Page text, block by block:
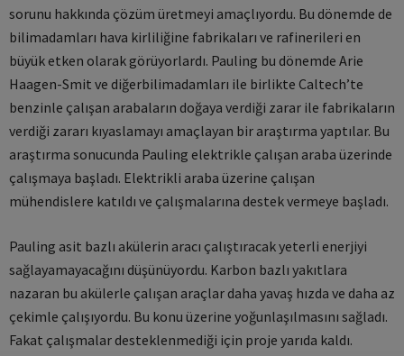
sorunu hakkında çözüm üretmeyi amaçlıyordu. Bu dönemde de
bilimadamları hava kirliliğine fabrikaları ve rafinerileri en
büyük etken olarak görüyorlardı. Pauling bu dönemde Arie
Haagen-Smit ve diğerbilimadamları ile birlikte Caltech’te
benzinle çalışan arabaların doğaya verdiği zarar ile fabrikaların
verdiği zararı kıyaslamayı amaçlayan bir araştırma yaptılar. Bu
araştırma sonucunda Pauling elektrikle çalışan araba üzerinde
çalışmaya başladı. Elektrikli araba üzerine çalışan
mühendislere katıldı ve çalışmalarına destek vermeye başladı.
Pauling asit bazlı akülerin aracı çalıştıracak yeterli enerjiyi
sağlayamayacağını düşünüyordu. Karbon bazlı yakıtlara
nazaran bu akülerle çalışan araçlar daha yavaş hızda ve daha az
çekimle çalışıyordu. Bu konu üzerine yoğunlaşılmasını sağladı.
Fakat çalışmalar desteklenmediği için proje yarıda kaldı.